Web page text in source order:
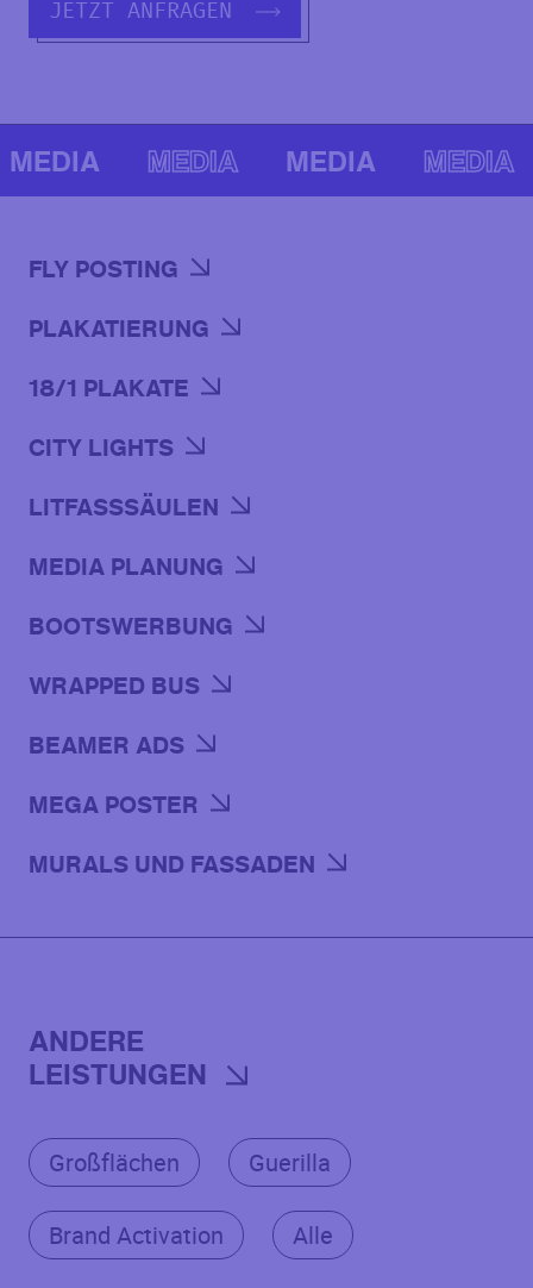
JETZT ANFRAGEN
MEDIA MEDIA MEDIA MEDIA
FLY POSTING
PLAKATIERUNG
18/1 PLAKATE
CITY LIGHTS
LITFASSSÄULEN
MEDIA PLANUNG
BOOTSWERBUNG
WRAPPED BUS
BEAMER ADS
MEGA POSTER
MURALS UND FASSADEN
ANDERE
LEISTUNGEN
Großflächen Guerilla
Brand Activation Alle